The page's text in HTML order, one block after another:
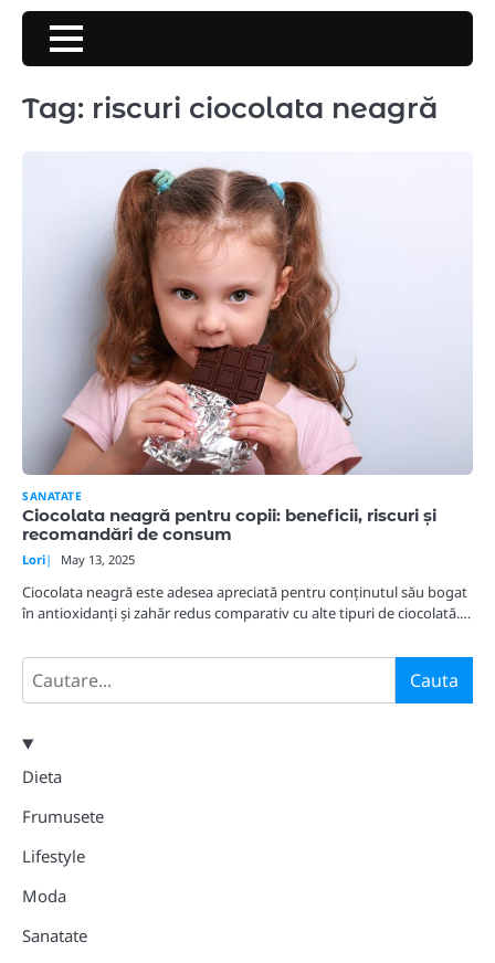
Skip
content
Tag: riscuri ciocolata neagră
SANATATE
Ciocolata neagră pentru copii: beneficii, riscuri și
recomandări de consum
Lori May 13, 2025
Ciocolata neagră este adesea apreciată pentru conținutul său bogat
în antioxidanți și zahăr redus comparativ cu alte tipuri de ciocolată.…
Search Cauta
Dieta
Frumusete
Lifestyle
Moda
Sanatate